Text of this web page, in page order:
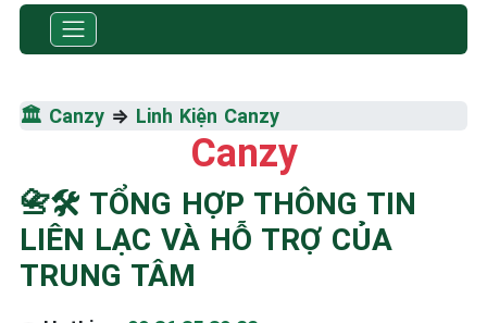
SỬA CHỮA & BẢO HÀNH
CANZY
Thiểu
☎️ 09.86.85.89.22
🏛️ Canzy ⇒ Linh Kiện Canzy
Canzy
📇🛠️ TỔNG HỢP THÔNG TIN
LIÊN LẠC VÀ HỖ TRỢ CỦA
TRUNG TÂM